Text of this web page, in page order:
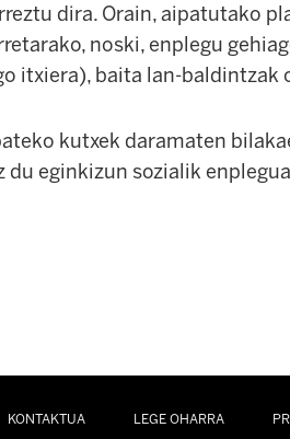
dira. Orain, aipatutako
noski, enplegu
itxiera), baita lan-baldintzak
kutxek daramaten
eginkizun sozialik
KONTAKTUA LEGE OHARRA